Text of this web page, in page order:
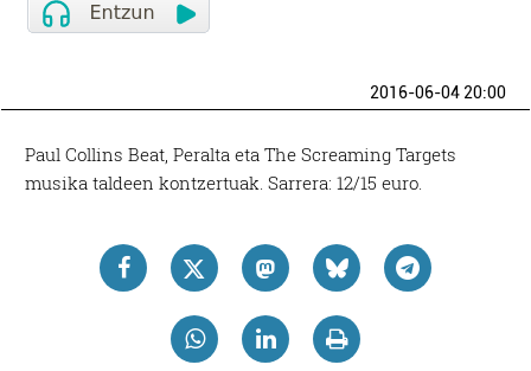
2016-06-04 20:00
Paul Collins Beat, Peralta eta The Screaming Targets
musika taldeen kontzertuak. Sarrera: 12/15 euro.